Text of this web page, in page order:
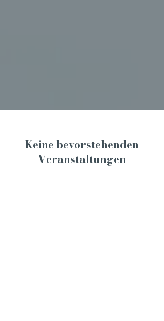
Keine bevorstehenden
Veranstaltungen